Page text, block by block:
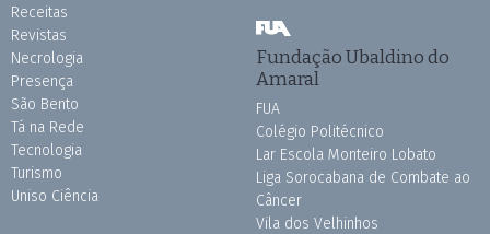
Receitas
Revistas
Necrologia
Presença
São Bento
Tá na Rede
Tecnologia
Turismo
Uniso Ciência
Fundação Ubaldino do
Amaral
FUA
Colégio Politécnico
Lar Escola Monteiro Lobato
Liga Sorocabana de Combate ao
Câncer
Vila dos Velhinhos